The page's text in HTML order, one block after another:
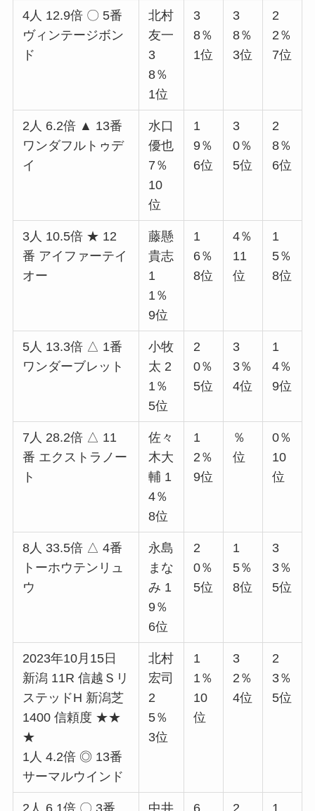
4人 12.9倍 〇 5番
ヴィンテージボン
ド
北村
友一
3
8％
1位
3
8％
1位
3
8％
3位
2
2％
7位
2人 6.2倍 ▲ 13番
ワンダフルトゥデ
イ
水口
優也
7％
10
位
1
9％
6位
3
0％
5位
2
8％
6位
3人 10.5倍 ★ 12
番 アイファーテイ
オー
藤懸
貴志
1
1％
9位
1
6％
8位
4％
11
位
1
5％
8位
5人 13.3倍 △ 1番
ワンダーブレット
小牧
太 2
1％
5位
2
0％
5位
3
3％
4位
1
4％
9位
7人 28.2倍 △ 11
番 エクストラノー
ト
佐々
木大
輔 1
4％
8位
1
2％
9位
％
位
0％
10
位
8人 33.5倍 △ 4番
トーホウテンリュ
ウ
永島
まな
み 1
9％
6位
2
0％
5位
1
5％
8位
3
3％
5位
2023年10月15日
新潟 11R 信越Ｓリ
ステッドH 新潟芝
1400 信頼度 ★★
★
1人 4.2倍 ◎ 13番
サーマルウインド
北村
宏司
2
5％
3位
1
1％
10
位
3
2％
4位
2
3％
5位